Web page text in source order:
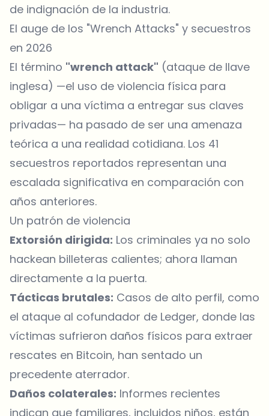
de indignación de la industria.
El auge de los "Wrench Attacks" y secuestros
en 2026
El término "wrench attack" (ataque de llave
inglesa) —el uso de violencia física para
obligar a una víctima a entregar sus claves
privadas— ha pasado de ser una amenaza
teórica a una realidad cotidiana. Los 41
secuestros reportados representan una
escalada significativa en comparación con
años anteriores.
Un patrón de violencia
Extorsión dirigida: Los criminales ya no solo
hackean billeteras calientes; ahora llaman
directamente a la puerta.
Tácticas brutales: Casos de alto perfil, como
el ataque al cofundador de Ledger, donde las
víctimas sufrieron daños físicos para extraer
rescates en Bitcoin, han sentado un
precedente aterrador.
Daños colaterales: Informes recientes
indican que familiares, incluidos niños, están